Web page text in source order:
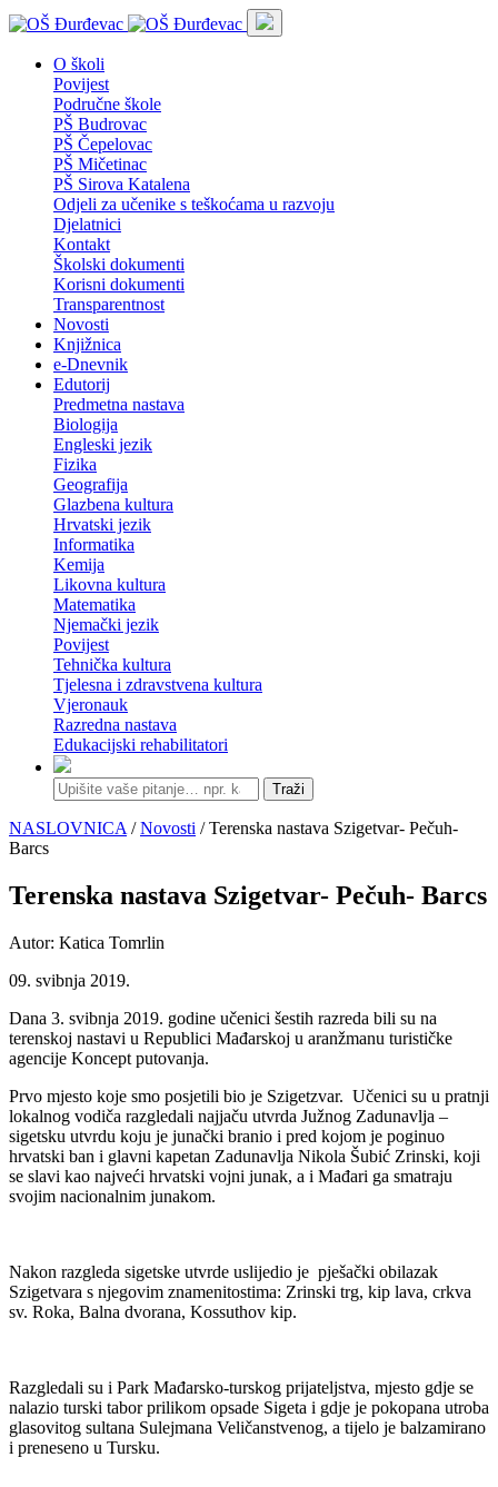
O školi
Povijest
Područne škole
PŠ Budrovac
PŠ Čepelovac
PŠ Mičetinac
PŠ Sirova Katalena
Odjeli za učenike s teškoćama u razvoju
Djelatnici
Kontakt
Školski dokumenti
Korisni dokumenti
Transparentnost
Novosti
Knjižnica
e-Dnevnik
Edutorij
Predmetna nastava
Biologija
Engleski jezik
Fizika
Geografija
Glazbena kultura
Hrvatski jezik
Informatika
Kemija
Likovna kultura
Matematika
Njemački jezik
Povijest
Tehnička kultura
Tjelesna i zdravstvena kultura
Vjeronauk
Razredna nastava
Edukacijski rehabilitatori
Traži
NASLOVNICA /Novosti / Terenska nastava Szigetvar- Pečuh-
Barcs
Terenska nastava Szigetvar- Pečuh- Barcs
Autor: Katica Tomrlin
09. svibnja 2019.
Dana 3. svibnja 2019. godine učenici šestih razreda bili su na
terenskoj nastavi u Republici Mađarskoj u aranžmanu turističke
agencije Koncept putovanja.
Prvo mjesto koje smo posjetili bio je Szigetzvar. Učenici su u pratnji
lokalnog vodiča razgledali najjaču utvrda Južnog Zadunavlja –
sigetsku utvrdu koju je junački branio i pred kojom je poginuo
hrvatski ban i glavni kapetan Zadunavlja Nikola Šubić Zrinski, koji
se slavi kao najveći hrvatski vojni junak, a i Mađari ga smatraju
svojim nacionalnim junakom.
Nakon razgleda sigetske utvrde uslijedio je pješački obilazak
Szigetvara s njegovim znamenitostima: Zrinski trg, kip lava, crkva
sv. Roka, Balna dvorana, Kossuthov kip.
Razgledali su i Park Mađarsko-turskog prijateljstva, mjesto gdje se
nalazio turski tabor prilikom opsade Sigeta i gdje je pokopana utroba
glasovitog sultana Sulejmana Veličanstvenog, a tijelo je balzamirano
i preneseno u Tursku.